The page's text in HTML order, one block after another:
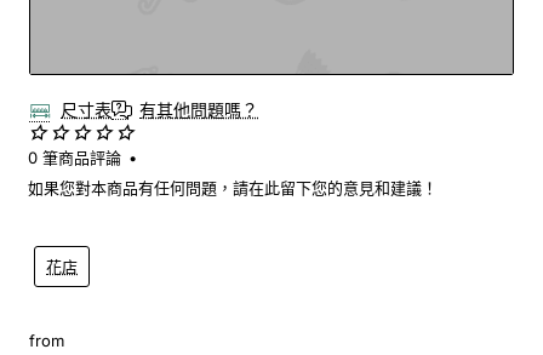
尺寸表 有其他問題嗎？
花店
0 筆商品評論 •
如果您對本商品有任何問題，請在此留下您的意見和建議！
from